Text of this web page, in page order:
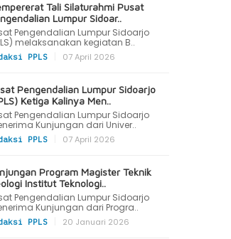
Tali Silaturahmi Pusat
Lumpur Sidoar..
Pengendalian Lumpur Sidoarjo
melaksanakan kegiatan B..
PPLS 07 April 2026
Pengendalian Lumpur Sidoarjo
Ketiga Kalinya Men..
Pengendalian Lumpur Sidoarjo
Kunjungan dari Univer..
PPLS 07 April 2026
Program Magister Teknik
Institut Teknologi..
Pengendalian Lumpur Sidoarjo
Kunjungan dari Progra..
PPLS 20 Januari 2026